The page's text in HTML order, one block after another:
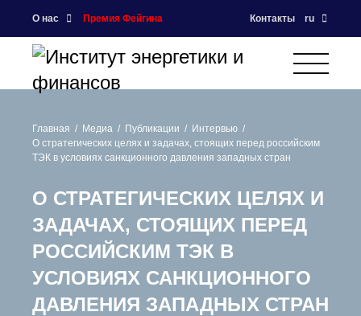
О нас Премия Фейгина Контакты ru
Главная Медиа Публикации
Интервью
О стратегических целях и задачах, стоящих перед российским
ТЭК в условиях санкционного давления западных стран
О СТРАТЕГИЧЕСКИХ ЦЕЛЯХ И
ЗАДАЧАХ, СТОЯЩИХ ПЕРЕД
РОССИЙСКИМ ТЭК В
УСЛОВИЯХ САНКЦИОННОГО
ДАВЛЕНИЯ ЗАПАДНЫХ СТРАН